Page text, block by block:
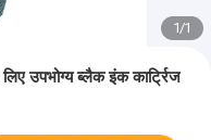
1/1
उपभोग्य ब्लैक इंक कार्ट्रिज